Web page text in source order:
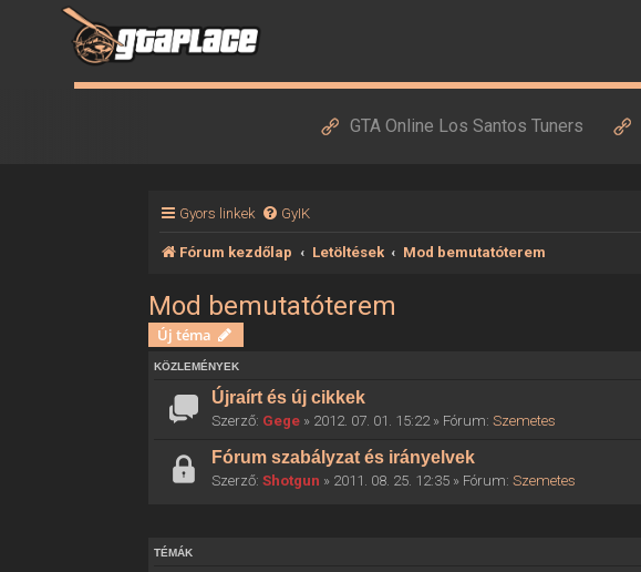
GTA Online Los Santos Tuners
Gyors linkek GyIK
Fórum kezdőlap Letöltések Mod bemutatóterem
Mod bemutatóterem
Új téma
KÖZLEMÉNYEK
Újraírt és új cikkek
Szerző: Gege » 2012. 07. 01. 15:22 » Fórum:Szemetes
Fórum szabályzat és irányelvek
Szerző:Shotgun » 2011. 08. 25. 12:35 » Fórum:Szemetes
TÉMÁK